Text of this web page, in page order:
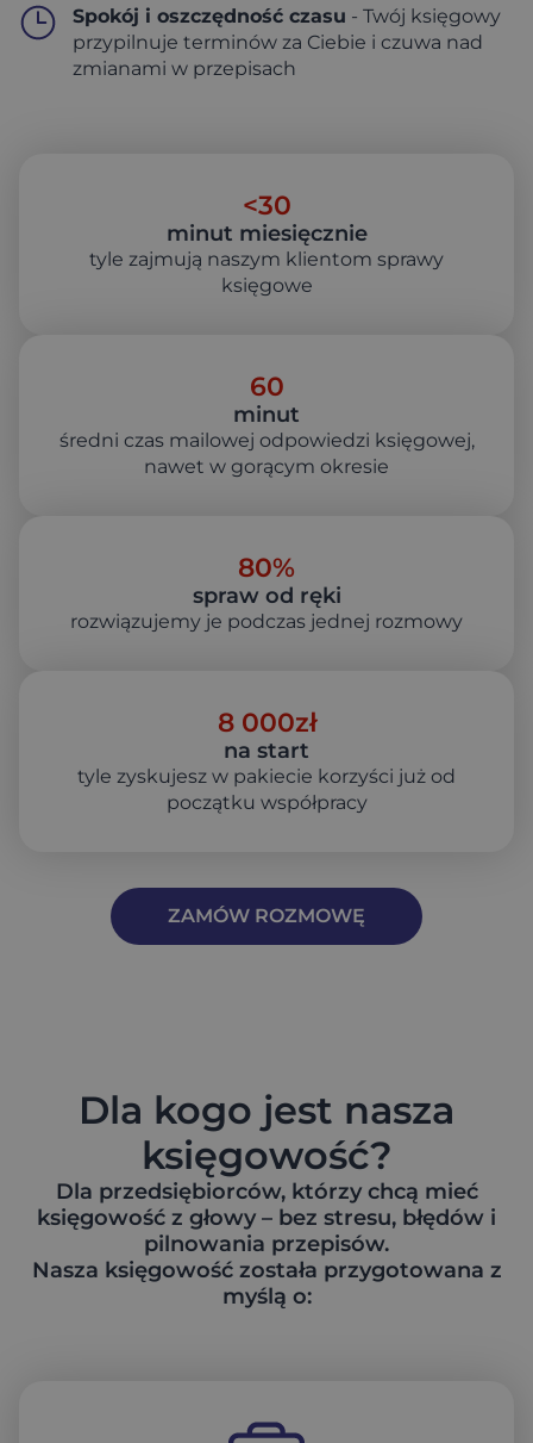
Spokój i oszczędność czasu - Twój księgowy
przypilnuje terminów za Ciebie i czuwa nad
zmianami w przepisach
minut miesięcznie
<30
tyle zajmują naszym klientom sprawy
księgowe
minut
60
średni czas mailowej odpowiedzi księgowej,
nawet w gorącym okresie
spraw od ręki
80%
rozwiązujemy je podczas jednej rozmowy
na start
8 000zł
tyle zyskujesz w pakiecie korzyści już od
początku współpracy
ZAMÓW ROZMOWĘ
Dla kogo jest nasza
księgowość?
Dla przedsiębiorców, którzy chcą mieć
księgowość z głowy – bez stresu, błędów i
pilnowania przepisów.
Nasza księgowość została przygotowana z
myślą o: